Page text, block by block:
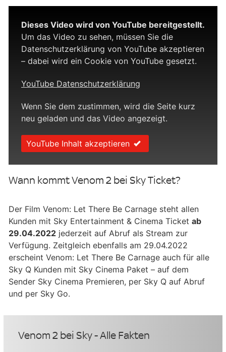
Dieses Video wird von YouTube bereitgestellt.
Um das Video zu sehen, müssen Sie die
Datenschutzerklärung von YouTube akzeptieren
– dabei wird ein Cookie von YouTube gesetzt.
YouTube Datenschutzerklärung
Wenn Sie dem zustimmen, wird die Seite kurz
neu geladen und das Video angezeigt.
YouTube Inhalt akzeptieren
Wann kommt Venom 2 bei Sky Ticket?
Der Film Venom: Let There Be Carnage steht allen
Kunden mit Sky Entertainment & Cinema Ticket ab
29.04.2022 jederzeit auf Abruf als Stream zur
Verfügung. Zeitgleich ebenfalls am 29.04.2022
erscheint Venom: Let There Be Carnage auch für alle
Sky Q Kunden mit Sky Cinema Paket – auf dem
Sender Sky Cinema Premieren, per Sky Q auf Abruf
und per Sky Go.
Venom 2 bei Sky - Alle Fakten